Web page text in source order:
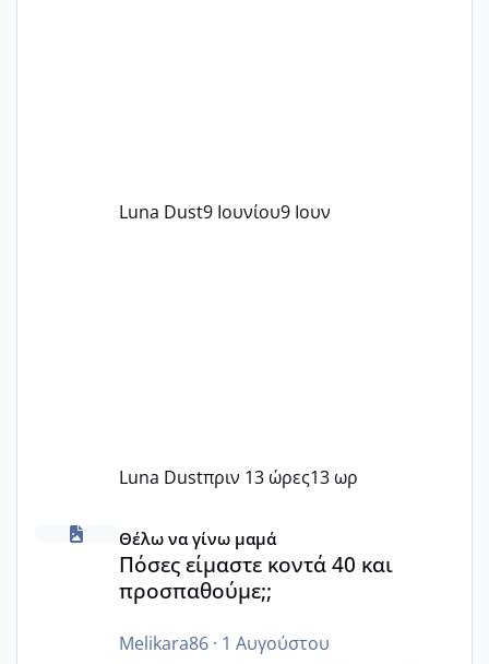
Luna Dust9 Ιουνίου9 Ιουν
Luna Dustπριν 13 ώρες13 ωρ
Πόσες είμαστε κοντά 40 και προσπαθούμε;;
Θέλω να γίνω μαμά
Πόσες είμαστε κοντά 40 και
προσπαθούμε;;
Melikara86· 1 Αυγούστου